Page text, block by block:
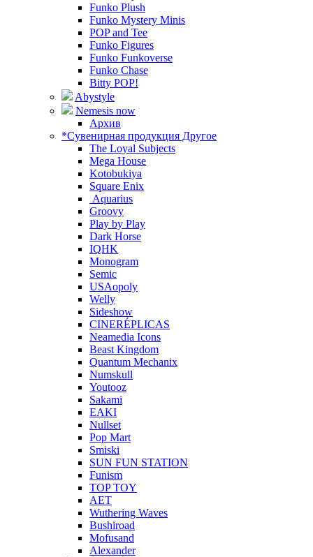
Funko Plush
Funko Mystery Minis
POP and Tee
Funko Figures
Funko Funkoverse
Funko Chase
Bitty POP!
Abystyle
Nemesis now
Архив
*Сувенирная продукция Другое
The Loyal Subjects
Mega House
Kotobukiya
Square Enix
Aquarius
Groovy
Play by Play
Dark Horse
IQHK
Monogram
Semic
USAopoly
Welly
Sideshow
CINERÉPLICAS
Neamedia Icons
Beast Kingdom
Quantum Mechanix
Numskull
Youtooz
Sakami
EAKI
Nullset
Pop Mart
Smiski
SUN FUN STATION
Funism
TOP TOY
AET
Wuthering Waves
Bushiroad
Mofusand
Alexander